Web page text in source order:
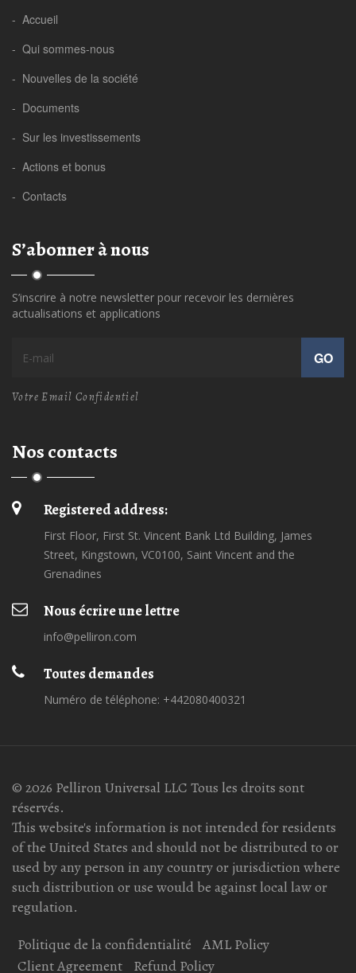
- Accueil
- Qui sommes-nous
- Nouvelles de la société
- Documents
- Sur les investissements
- Actions et bonus
- Contacts
S’abonner à nous
S’inscrire à notre newsletter pour recevoir les dernières
actualisations et applications
GO
Votre Email Confidentiel
Nos contacts
Registered address:
First Floor, First St. Vincent Bank Ltd Building, James
Street, Kingstown, VC0100, Saint Vincent and the
Grenadines
Nous écrire une lettre
info@pelliron.com
Toutes demandes
Numéro de téléphone: +442080400321
© 2026 Pelliron Universal LLC Tous les droits sont
réservés.
This website's information is not intended for residents
of the United States and should not be distributed to or
used by any person in any country or jurisdiction where
such distribution or use would be against local law or
regulation.
Politique de la confidentialité
AML Policy
Client Agreement
Refund Policy